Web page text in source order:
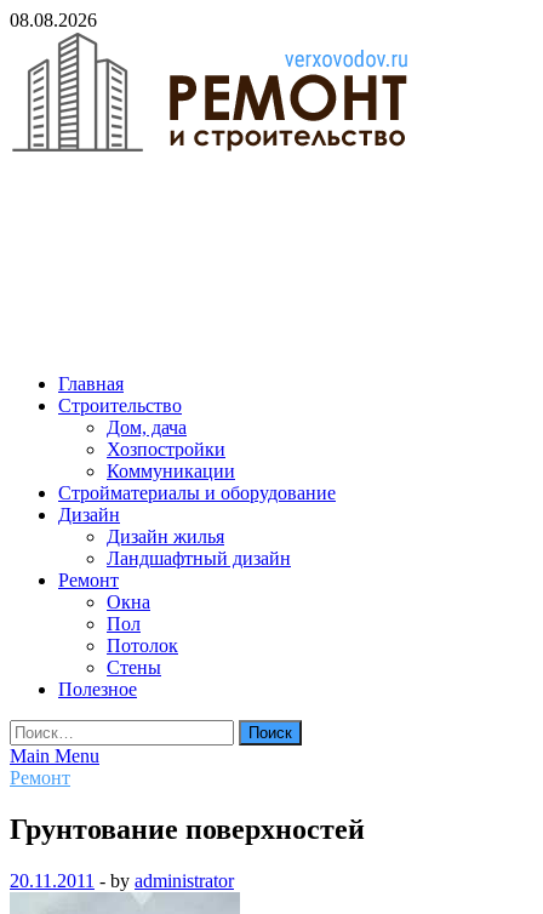
Skip
content
08.08.2026
Главная
Строительство
Дом, дача
Хозпостройки
Коммуникации
Стройматериалы и оборудование
Дизайн
Дизайн жилья
Ландшафтный дизайн
Ремонт
Окна
Пол
Потолок
Стены
Полезное
Найти:
Main Menu
Ремонт
Грунтование поверхностей
20.11.2011 - by administrator